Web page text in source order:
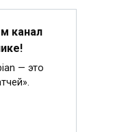
канал
— это